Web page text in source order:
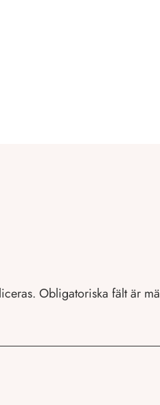
Obligatoriska fält är